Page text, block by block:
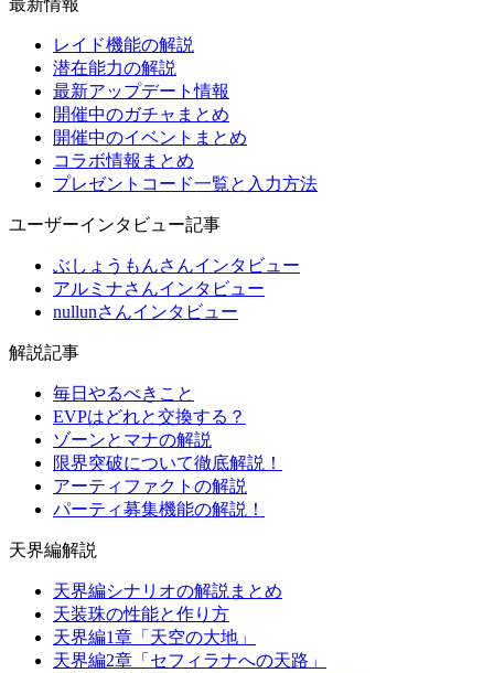
最新情報
レイド機能の解説
潜在能力の解説
最新アップデート情報
開催中のガチャまとめ
開催中のイベントまとめ
コラボ情報まとめ
プレゼントコード一覧と入力方法
ユーザーインタビュー記事
ぶしょうもんさんインタビュー
アルミナさんインタビュー
nullunさんインタビュー
解説記事
毎日やるべきこと
EVPはどれと交換する？
ゾーンとマナの解説
限界突破について徹底解説！
アーティファクトの解説
パーティ募集機能の解説！
天界編解説
天界編シナリオの解説まとめ
天装珠の性能と作り方
天界編1章「天空の大地」
天界編2章「セフィラナへの天路」